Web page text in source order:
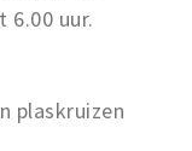
6.00 uur.
plaskruizen